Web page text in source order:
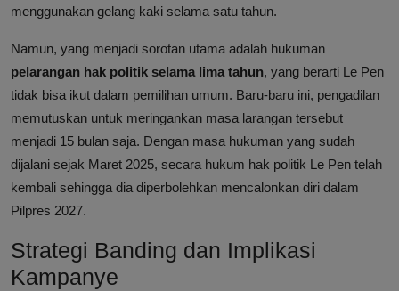
menggunakan gelang kaki selama satu tahun.
Namun, yang menjadi sorotan utama adalah hukuman
pelarangan hak politik selama lima tahun, yang berarti Le Pen
tidak bisa ikut dalam pemilihan umum. Baru-baru ini, pengadilan
memutuskan untuk meringankan masa larangan tersebut
menjadi 15 bulan saja. Dengan masa hukuman yang sudah
dijalani sejak Maret 2025, secara hukum hak politik Le Pen telah
kembali sehingga dia diperbolehkan mencalonkan diri dalam
Pilpres 2027.
Strategi Banding dan Implikasi
Kampanye